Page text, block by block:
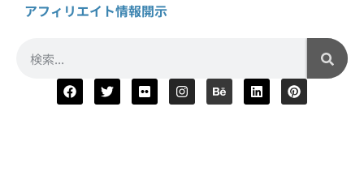
アフィリエイト情報開示